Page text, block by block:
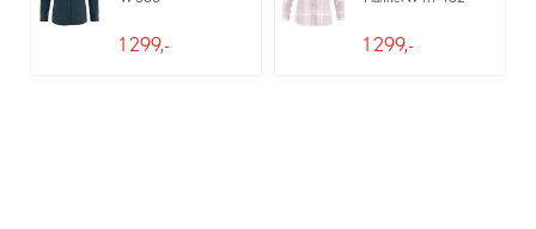
1 299,- 1 299,-